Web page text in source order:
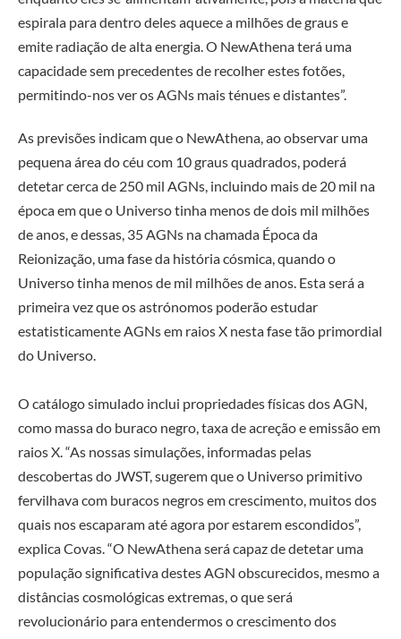
espirala para dentro deles aquece a milhões de graus e
emite radiação de alta energia. O NewAthena terá uma
capacidade sem precedentes de recolher estes fotões,
permitindo-nos ver os AGNs mais ténues e distantes”.
As previsões indicam que o NewAthena, ao observar uma
pequena área do céu com 10 graus quadrados, poderá
detetar cerca de 250 mil AGNs, incluindo mais de 20 mil na
época em que o Universo tinha menos de dois mil milhões
de anos, e dessas, 35 AGNs na chamada Época da
Reionização, uma fase da história cósmica, quando o
Universo tinha menos de mil milhões de anos. Esta será a
primeira vez que os astrónomos poderão estudar
estatisticamente AGNs em raios X nesta fase tão primordial
do Universo.
O catálogo simulado inclui propriedades físicas dos AGN,
como massa do buraco negro, taxa de acreção e emissão em
raios X. “As nossas simulações, informadas pelas
descobertas do JWST, sugerem que o Universo primitivo
fervilhava com buracos negros em crescimento, muitos dos
quais nos escaparam até agora por estarem escondidos”,
explica Covas. “O NewAthena será capaz de detetar uma
população significativa destes AGN obscurecidos, mesmo a
distâncias cosmológicas extremas, o que será
revolucionário para entendermos o crescimento dos